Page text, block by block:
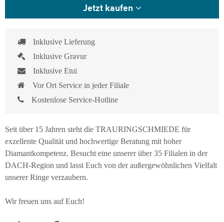
Jetzt kaufen
Inklusive Lieferung
Inklusive Gravur
Inklusive Etui
Vor Ort Service in jeder Filiale
Kostenlose Service-Hotline
Seit über 15 Jahren steht die TRAURINGSCHMIEDE für
exzellente Qualität und hochwertige Beratung mit hoher
Diamantkompetenz. Besucht eine unserer über 35 Filialen in der
DACH-Region und lasst Euch von der außergewöhnlichen Vielfalt
unserer Ringe verzaubern.
Wir freuen uns auf Euch!